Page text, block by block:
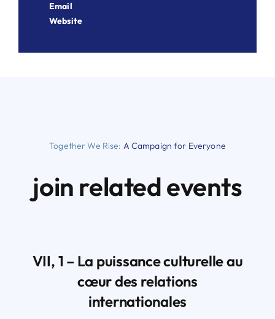
Email
Website
Together We Rise: A Campaign for Everyone
join related events
VII, 1 – La puissance culturelle au
cœur des relations
internationales